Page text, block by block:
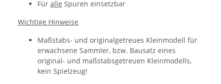
Für alle Spuren einsetzbar
Wichtige Hinweise
Maßstabs- und originalgetreues Kleinmodell für
erwachsene Sammler, bzw. Bausatz eines
original- und maßstabsgetreuen Kleinmodells,
kein Spielzeug!